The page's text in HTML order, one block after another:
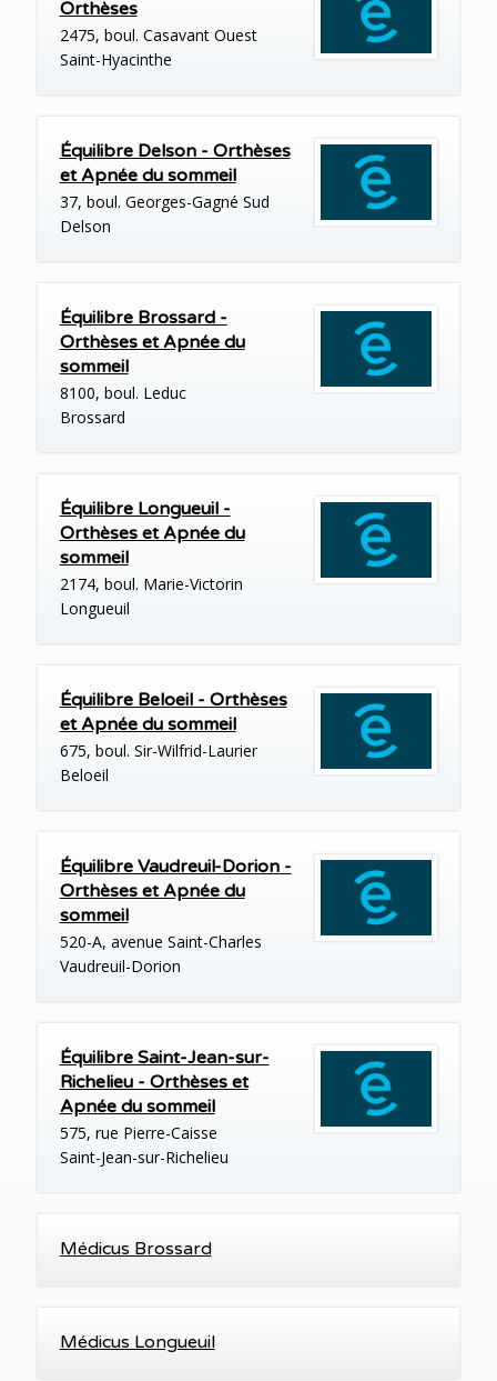
Orthèses
2475, boul. Casavant Ouest
Saint-Hyacinthe
Équilibre Delson - Orthèses
et Apnée du sommeil
37, boul. Georges-Gagné Sud
Delson
Équilibre Brossard -
Orthèses et Apnée du
sommeil
8100, boul. Leduc
Brossard
Équilibre Longueuil -
Orthèses et Apnée du
sommeil
2174, boul. Marie-Victorin
Longueuil
Équilibre Beloeil - Orthèses
et Apnée du sommeil
675, boul. Sir-Wilfrid-Laurier
Beloeil
Équilibre Vaudreuil-Dorion -
Orthèses et Apnée du
sommeil
520-A, avenue Saint-Charles
Vaudreuil-Dorion
Équilibre Saint-Jean-sur-
Richelieu - Orthèses et
Apnée du sommeil
575, rue Pierre-Caisse
Saint-Jean-sur-Richelieu
Médicus Brossard
Médicus Longueuil